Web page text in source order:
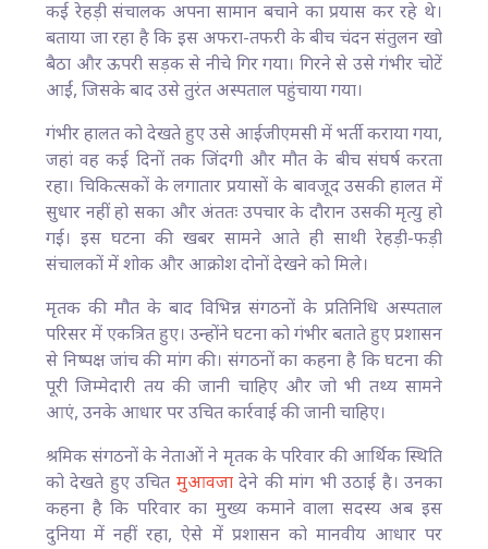
कई रेहड़ी संचालक अपना सामान बचाने का प्रयास कर रहे थे।
बताया जा रहा है कि इस अफरा-तफरी के बीच चंदन संतुलन खो
बैठा और ऊपरी सड़क से नीचे गिर गया। गिरने से उसे गंभीर चोटें
आईं, जिसके बाद उसे तुरंत अस्पताल पहुंचाया गया।
गंभीर हालत को देखते हुए उसे आईजीएमसी में भर्ती कराया गया,
जहां वह कई दिनों तक जिंदगी और मौत के बीच संघर्ष करता
रहा। चिकित्सकों के लगातार प्रयासों के बावजूद उसकी हालत में
सुधार नहीं हो सका और अंततः उपचार के दौरान उसकी मृत्यु हो
गई। इस घटना की खबर सामने आते ही साथी रेहड़ी-फड़ी
संचालकों में शोक और आक्रोश दोनों देखने को मिले।
मृतक की मौत के बाद विभिन्न संगठनों के प्रतिनिधि अस्पताल
परिसर में एकत्रित हुए। उन्होंने घटना को गंभीर बताते हुए प्रशासन
से निष्पक्ष जांच की मांग की। संगठनों का कहना है कि घटना की
पूरी जिम्मेदारी तय की जानी चाहिए और जो भी तथ्य सामने
आएं, उनके आधार पर उचित कार्रवाई की जानी चाहिए।
श्रमिक संगठनों के नेताओं ने मृतक के परिवार की आर्थिक स्थिति
को देखते हुए उचित मुआवजादेने की मांग भी उठाई है। उनका
कहना है कि परिवार का मुख्य कमाने वाला सदस्य अब इस
दुनिया में नहीं रहा, ऐसे में प्रशासन को मानवीय आधार पर